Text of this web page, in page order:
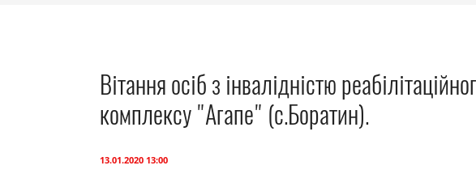
Вітання осіб з інвалідністю
комплексу "Агапе" (с.Боратин).
13.01.2020 13:00